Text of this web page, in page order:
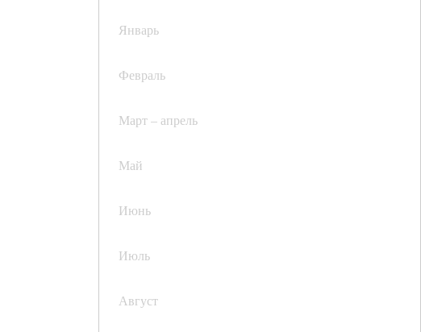
Январь
Февраль
Март – апрель
Май
Июнь
Июль
Август